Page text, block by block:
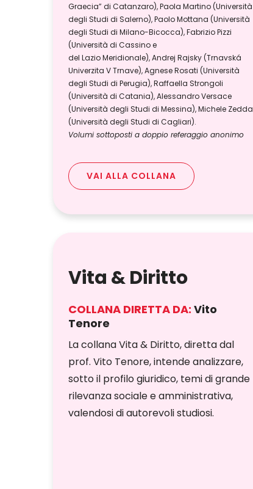
Graecia” di Catanzaro), Paola Martino (Università
degli Studi di Salerno), Paolo Mottana (Università
degli Studi di Milano-Bicocca), Fabrizio Pizzi
(Università di Cassino e
del Lazio Meridionale), Andrej Rajsky (Trnavská
Univerzita V Trnave), Agnese Rosati (Università
degli Studi di Perugia), Raffaella Strongoli
(Università di Catania), Alessandro Versace
(Università degli Studi di Messina), Michele Zedda
(Università degli Studi di Cagliari).
Volumi sottoposti a doppio referaggio anonimo
VAI ALLA COLLANA
Vita & Diritto
COLLANA DIRETTA DA: Vito
Tenore
La collana Vita & Diritto, diretta dal
prof. Vito Tenore, intende analizzare,
sotto il profilo giuridico, temi di grande
rilevanza sociale e amministrativa,
valendosi di autorevoli studiosi.